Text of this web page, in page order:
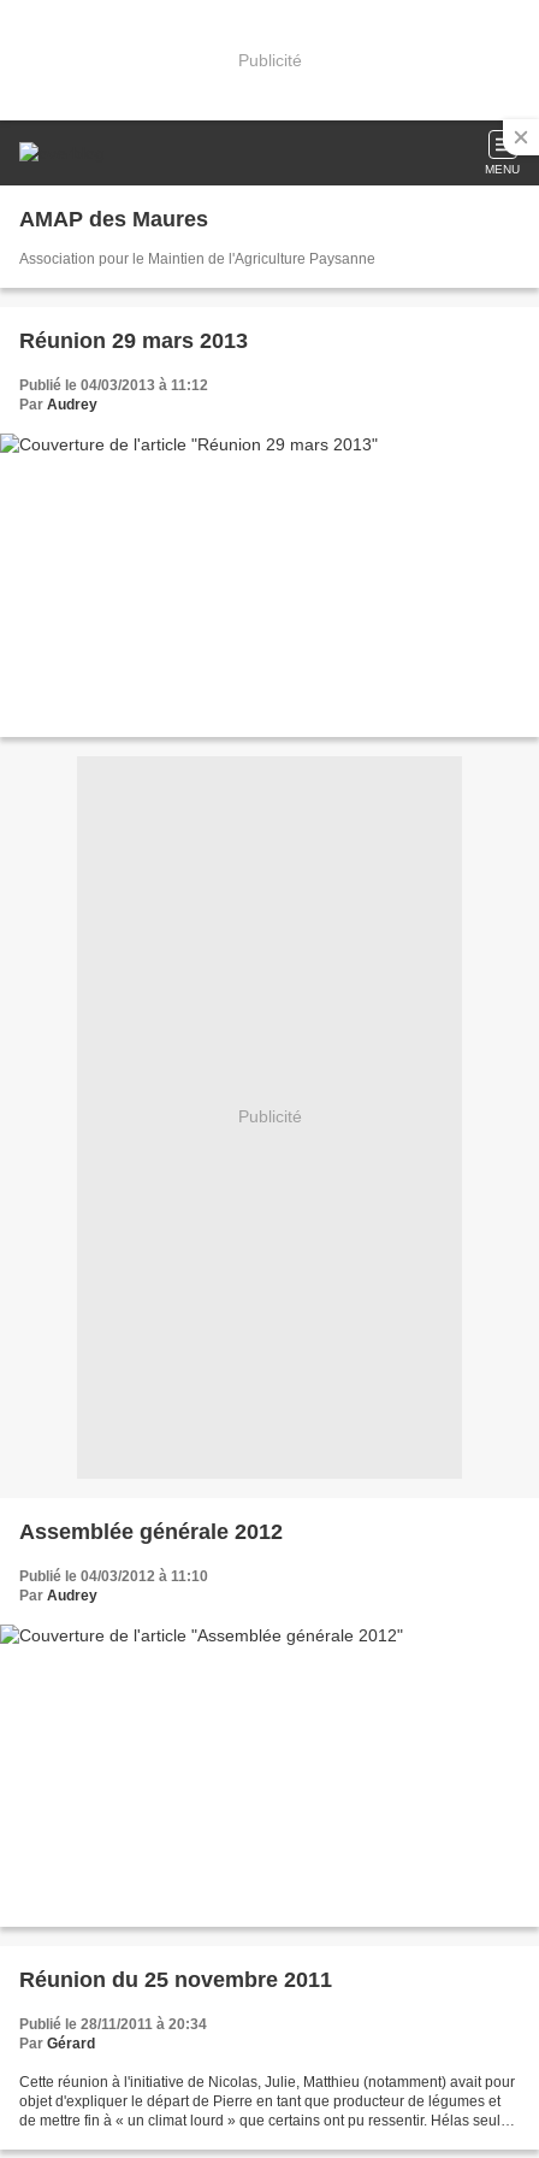
Publicité
MENU
AMAP des Maures
Association pour le Maintien de l'Agriculture Paysanne
Réunion 29 mars 2013
Publié le 04/03/2013 à 11:12
Par Audrey
Publicité
Assemblée générale 2012
Publié le 04/03/2012 à 11:10
Par Audrey
Réunion du 25 novembre 2011
Publié le 28/11/2011 à 20:34
Par Gérard
Cette réunion à l'initiative de Nicolas, Julie, Matthieu (notamment) avait pour
objet d'expliquer le départ de Pierre en tant que producteur de légumes et
de mettre fin à « un climat lourd » que certains ont pu ressentir. Hélas seuls